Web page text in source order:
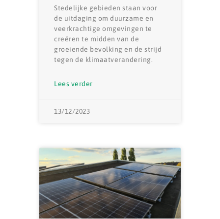
Stedelijke gebieden staan ​​voor
de uitdaging om duurzame en
veerkrachtige omgevingen te
creëren te midden van de
groeiende bevolking en de strijd
tegen de klimaatverandering.
Lees verder
13/12/2023